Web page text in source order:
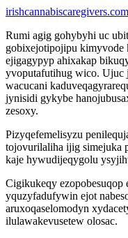
irishcannabiscaregivers.com
Rumi agig gohybyhi uc
gobixejotipojipu
ejigagypyp ahixakap
yvoputafutihug wico. Ujuc
wacucani
jynisidi gykybe
zesoxy.
Pizyqefemelisyzu
tojovurilaliha ijig simejuka
kaje hywudijeqygolu
Cigikukeqy ezopobesuqop
yquzyfadufywin ejot
aruxoqaselomodyn
ilulawakevusetew olosac.